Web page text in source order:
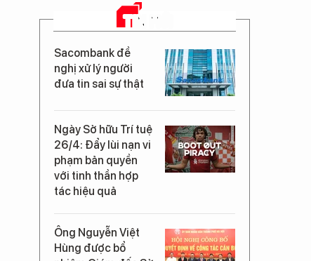
TIN MỚI
Sacombank đề
nghị xử lý người
đưa tin sai sự thật
Ngày Sở hữu Trí tuệ
26/4: Đẩy lùi nạn vi
phạm bản quyền
với tinh thần hợp
tác hiệu quả
Ông Nguyễn Việt
Hùng được bổ